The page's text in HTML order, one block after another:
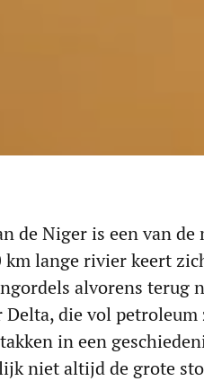
de Niger is een van
km lange rivier keert
alvorens terug
Delta, die vol
in een
niet altijd de grote